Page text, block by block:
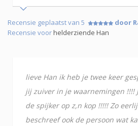
Recensie geplaatst van 5
door
Recensie voorhelderziende Han
lieve Han ik heb je twee keer
jij zuiver in je waarnemingen !!!!
de spijker op z,n kop !!!!! Zo
beschreef ook de persoon wat